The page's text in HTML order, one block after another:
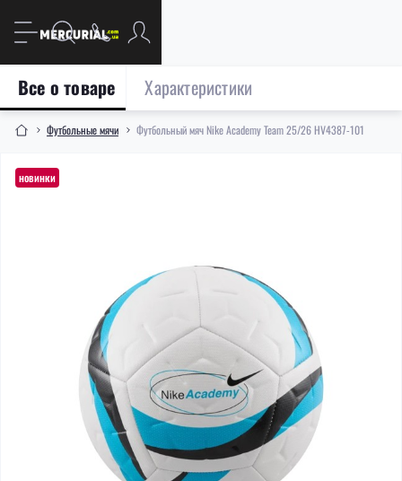
Футбольные мячи Футбольный мяч Nike Academy Team 25/26 HV4387-101
Все о товаре Характеристики
новинки